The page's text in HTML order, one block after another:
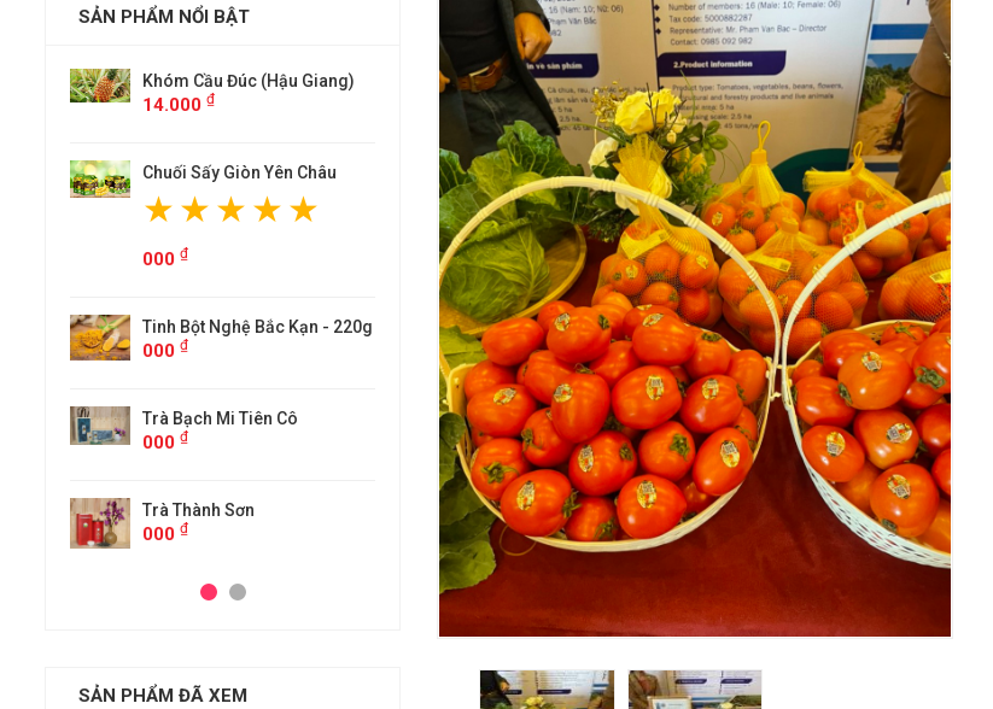
SẢN PHẨM NỔI BẬT
- 220g
ĐẶC SẢN CHÈ TÂN CƯƠNG
THÁI NGUYÊN(TÚI 0,5KG)
Khóm Cầu Đúc (Hậu Giang)
14.000₫
Chuối Sấy Giòn Yên Châu
000₫
Tinh Bột Nghệ Bắc Kạn - 220g
000 ₫
Trà Bạch Mi Tiên Cô
000₫
Trà Thành Sơn
000 ₫
ĐẶC SẢN CHÈ TÂN CƯƠNG
THÁI NGUYÊN(TÚI 0,5KG)
000
SẢN PHẨM ĐÃ XEM